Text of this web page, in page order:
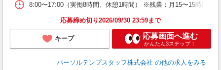
8:00〜17:00（実働8時間、休憩1時間） ※残業：月15〜15時間
応募締め切り2026/09/30 23:59まで
キープ 応募画面へ進む
かんたん3ステップ！
パーソルテンプスタッフ株式会社 の他の求人をみる